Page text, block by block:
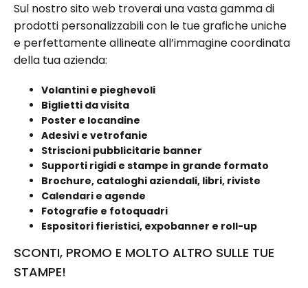
Sul nostro sito web troverai una vasta gamma di
prodotti personalizzabili con le tue grafiche uniche
e perfettamente allineate all’immagine coordinata
della tua azienda:
Volantini e pieghevoli
Biglietti da visita
Poster e locandine
Adesivi e vetrofanie
Striscioni pubblicitarie banner
Supporti rigidi e stampe in grande formato
Brochure, cataloghi aziendali, libri, riviste
Calendari e agende
Fotografie e fotoquadri
Espositori fieristici, expobanner e roll-up
SCONTI, PROMO E MOLTO ALTRO SULLE TUE
STAMPE!